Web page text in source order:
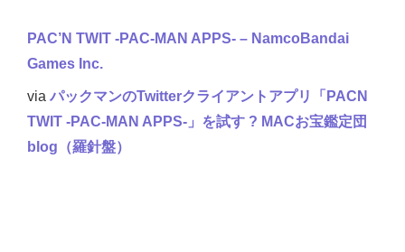
PAC’N TWIT ‐PAC-MAN APPS‐ – NamcoBandai
Games Inc.
via パックマンのTwitterクライアントアプリ「PACN
TWIT ‐PAC-MAN APPS‐」を試す ? MACお宝鑑定団
blog（羅針盤）